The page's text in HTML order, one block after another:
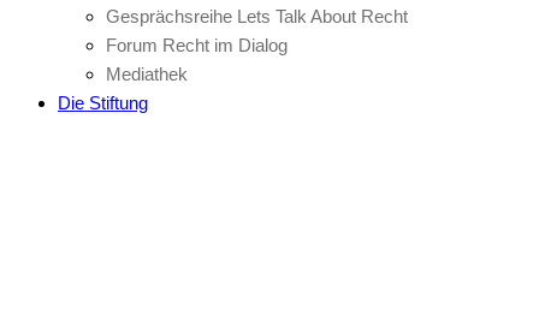
Gesprächsreihe Lets Talk About Recht
Forum Recht im Dialog
Mediathek
Die Stiftung